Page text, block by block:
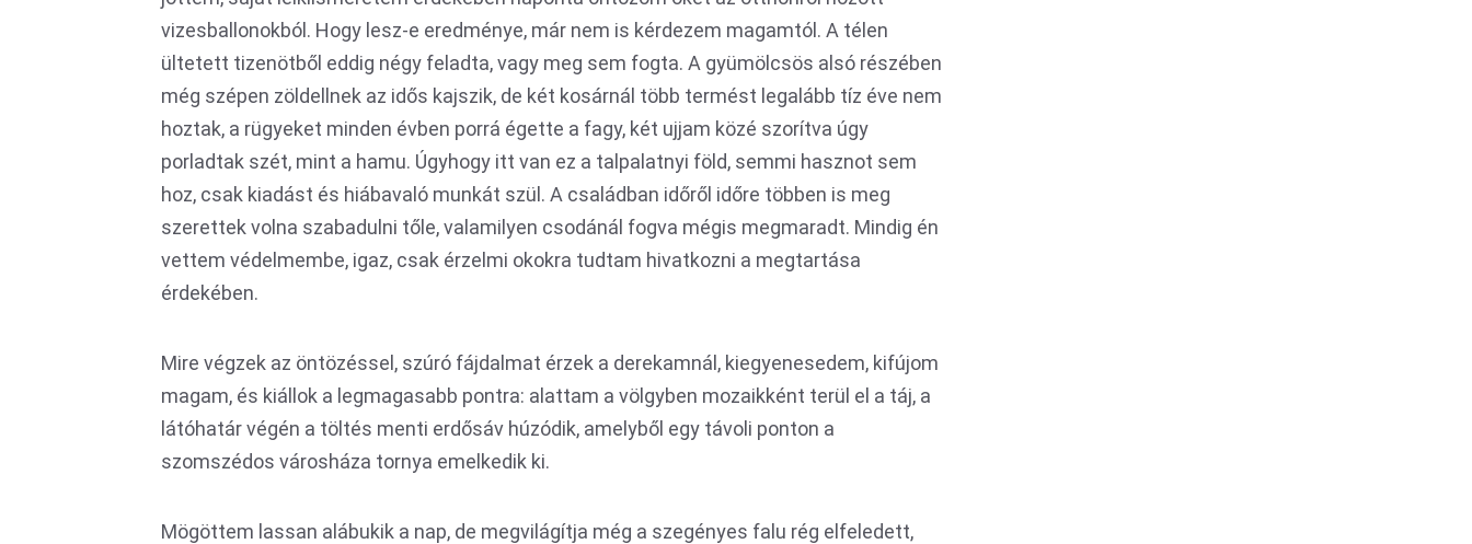
vizesballonokból. Hogy lesz-e eredménye, már nem is kérdezem magamtól. A télen
ültetett tizenötből eddig négy feladta, vagy meg sem fogta. A gyümölcsös alsó részében
még szépen zöldellnek az idős kajszik, de két kosárnál több termést legalább tíz éve nem
hoztak, a rügyeket minden évben porrá égette a fagy, két ujjam közé szorítva úgy
porladtak szét, mint a hamu. Úgyhogy itt van ez a talpalatnyi föld, semmi hasznot sem
hoz, csak kiadást és hiábavaló munkát szül. A családban időről időre többen is meg
szerettek volna szabadulni tőle, valamilyen csodánál fogva mégis megmaradt. Mindig én
vettem védelmembe, igaz, csak érzelmi okokra tudtam hivatkozni a megtartása
érdekében.
Mire végzek az öntözéssel, szúró fájdalmat érzek a derekamnál, kiegyenesedem, kifújom
magam, és kiállok a legmagasabb pontra: alattam a völgyben mozaikként terül el a táj, a
látóhatár végén a töltés menti erdősáv húzódik, amelyből egy távoli ponton a
szomszédos városháza tornya emelkedik ki.
Mögöttem lassan alábukik a nap, de megvilágítja még a szegényes falu rég elfeledett,